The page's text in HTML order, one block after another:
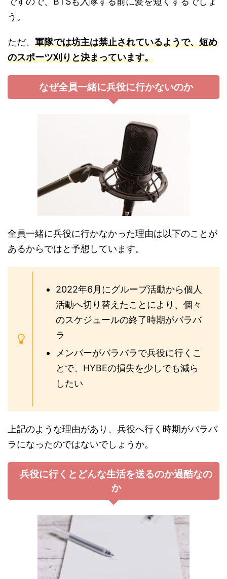
う。
ただ、 軍隊では坊主は禁止されているようで、短め
のスポーツ刈りと決まっています。
なぜ全員一緒に兵役に行かないのか
全員一緒に兵役に行かなかった理由は以下のことが
あるからではと予想しています。
2022年6月にグループ活動から個人
活動へ切り替えたことにより、個々
のスケジュールの終了時期がバラバ
ラ
メンバーがバラバラで兵役に行くこ
とで、HYBEの損失を少しでも減ら
したい
上記のような理由があり、兵役へ行く時期がバラバ
ラになったのではないでしょうか。
兵役に行くとどんな生活を送るのか過酷なの
か